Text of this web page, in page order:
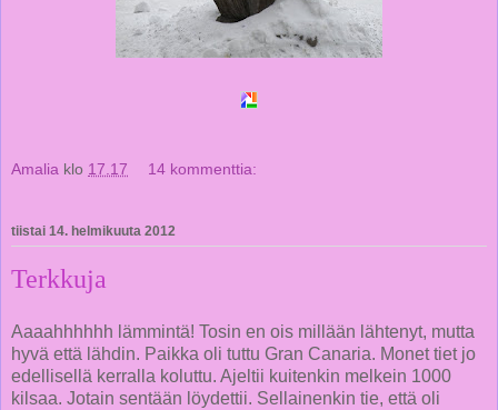
Amalia klo 17.17 14 kommenttia:
tiistai 14. helmikuuta 2012
Terkkuja
Aaaahhhhhh lämmintä! Tosin en ois millään lähtenyt, mutta
hyvä että lähdin. Paikka oli tuttu Gran Canaria. Monet tiet jo
edellisellä kerralla koluttu. Ajeltii kuitenkin melkein 1000
kilsaa. Jotain sentään löydettii. Sellainenkin tie, että oli